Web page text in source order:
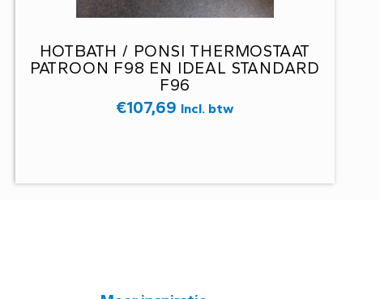
HOTBATH / PONSI THERMOSTAAT
PATROON F98 EN IDEAL STANDARD
F96
€107,69 Incl. btw